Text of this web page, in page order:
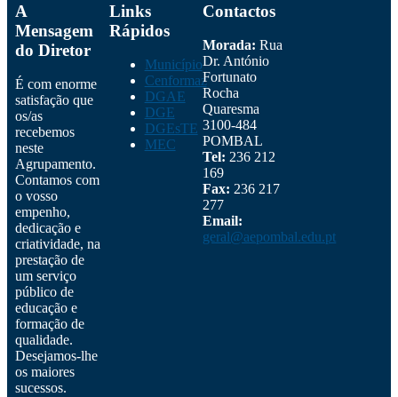
A
Mensagem
do Diretor
É com enorme
satisfação que
os/as
recebemos
neste
Agrupamento.
Contamos com
o vosso
empenho,
dedicação e
criatividade, na
prestação de
um serviço
público de
educação e
formação de
qualidade.
Desejamos-lhe
os maiores
sucessos.
Links
Rápidos
Município
Cenformaz
DGAE
DGE
DGEsTE
MEC
Contactos
Morada: Rua
Dr. António
Fortunato
Rocha
Quaresma
3100-484
POMBAL
Tel: 236 212
169
Fax: 236 217
277
Email:
geral@aepombal.edu.pt